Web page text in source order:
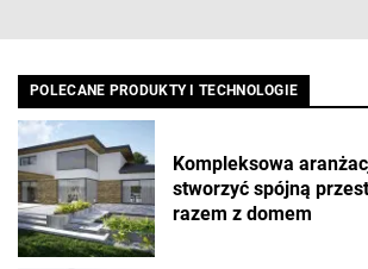
POLECANE PRODUKTY I TECHNOLOGIE
Kompleksowa
stworzyć spójną
razem z domem